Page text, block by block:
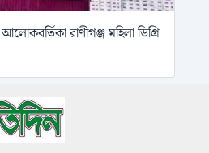
রাণীগঞ্জ মহিলা ডিগ্রি